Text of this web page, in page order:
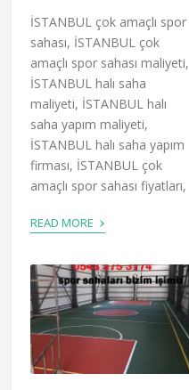
İSTANBUL çok amaçlı spor
sahası, İSTANBUL çok
amaçlı spor sahası maliyeti,
İSTANBUL halı saha
maliyeti, İSTANBUL halı
saha yapım maliyeti,
İSTANBUL halı saha yapım
firması, İSTANBUL çok
amaçlı spor sahası fiyatları,
READ MORE ›